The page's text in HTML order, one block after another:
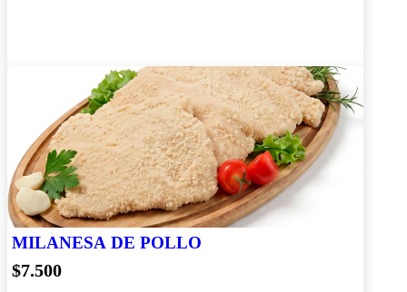
MILANESA DE POLLO
$7.500